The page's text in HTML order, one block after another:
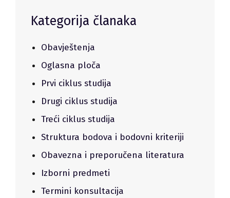
Kategorija članaka
Obavještenja
Oglasna ploča
Prvi ciklus studija
Drugi ciklus studija
Treći ciklus studija
Struktura bodova i bodovni kriteriji
Obavezna i preporučena literatura
Izborni predmeti
Termini konsultacija